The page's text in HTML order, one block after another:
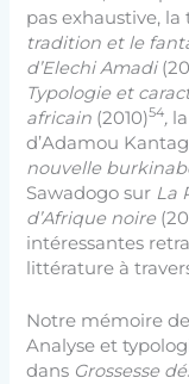
pas exhaustive, la
tradition et le
d’Elechi Amadi
Typologie et
africain (2010)54,
d’Adamou
nouvelle
Sawadogo sur La
d’Afrique noire
intéressantes
littérature à
Notre mémoire
Analyse et
dans Grossesse